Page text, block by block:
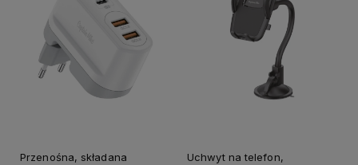
Przenośna, składana
Uchwyt na telefon,